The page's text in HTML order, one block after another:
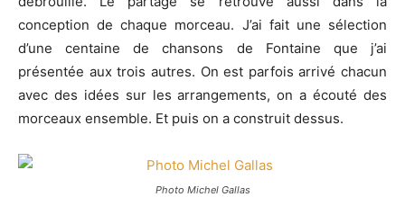
conception de chaque morceau. J’ai fait une sélection
d’une centaine de chansons de Fontaine que j’ai
présentée aux trois autres. On est parfois arrivé chacun
avec des idées sur les arrangements, on a écouté des
morceaux ensemble. Et puis on a construit dessus.
Photo Michel Gallas